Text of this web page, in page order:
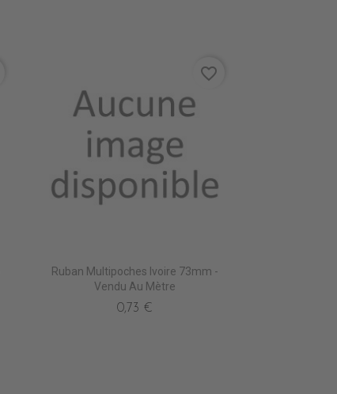
Ruban Multipoches Ivoire 73mm -
Vendu Au Mètre
0,73 €
favorite_border